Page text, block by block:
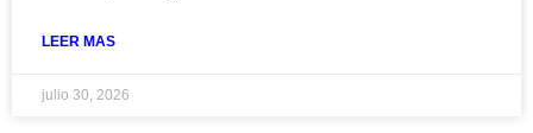
LEER MAS
julio 30, 2026